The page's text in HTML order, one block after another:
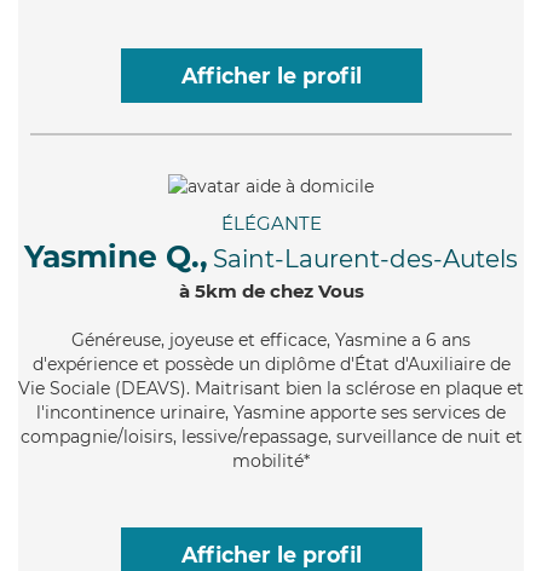
Afficher le profil
ÉLÉGANTE
Yasmine Q., Saint-Laurent-des-Autels
à 5km de chez Vous
Généreuse, joyeuse et efficace, Yasmine a 6 ans
d'expérience et possède un diplôme d'État d'Auxiliaire de
Vie Sociale (DEAVS). Maitrisant bien la sclérose en plaque et
l'incontinence urinaire, Yasmine apporte ses services de
compagnie/loisirs, lessive/repassage, surveillance de nuit et
mobilité*
Afficher le profil